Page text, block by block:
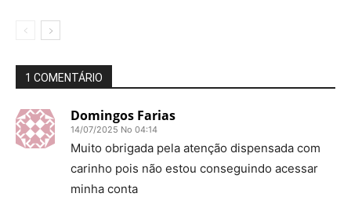
1 COMENTÁRIO
Domingos Farias
14/07/2025 No 04:14
Muito obrigada pela atenção dispensada com
carinho pois não estou conseguindo acessar
minha conta